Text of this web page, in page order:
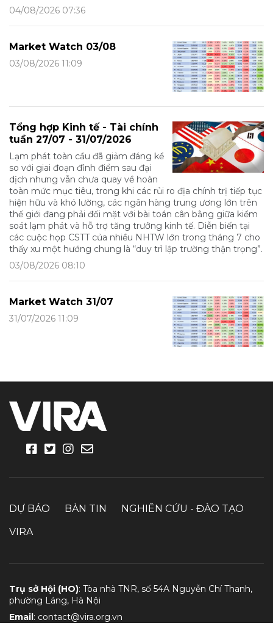
04/08/2026 07:36
Market Watch 03/08
03/08/2026 11:09
Tổng hợp Kinh tế - Tài chính
tuần 27/07 - 31/07/2026
Lạm phát toàn cầu đã giảm đáng kể
so với giai đoạn đỉnh điểm sau đại
dịch nhưng vẫn chưa quay về hoàn
toàn mức mục tiêu, trong khi các rủi ro địa chính trị tiếp tục
hiện hữu và khó lường, các ngân hàng trung ương lớn trên
thế giới đang phải đối mặt với bài toán cân bằng giữa kiểm
soát lạm phát và hỗ trợ tăng trưởng kinh tế. Diễn biến tại
các cuộc họp CSTT của nhiều NHTW lớn trong tháng 7 cho
thấy xu một hướng chung là “duy trì lập trường thận trọng”.
03/08/2026 08:10
Market Watch 31/07
31/07/2026 11:09
DỰ BÁO BẢN TIN
NGHIÊN CỨU - ĐÀO TẠO
VIRA
Trụ sở Hội (HO): Tòa nhà TNR, số 54A Nguyễn Chí Thanh,
phường Láng, Hà Nội
Email: contact@vira.org.vn